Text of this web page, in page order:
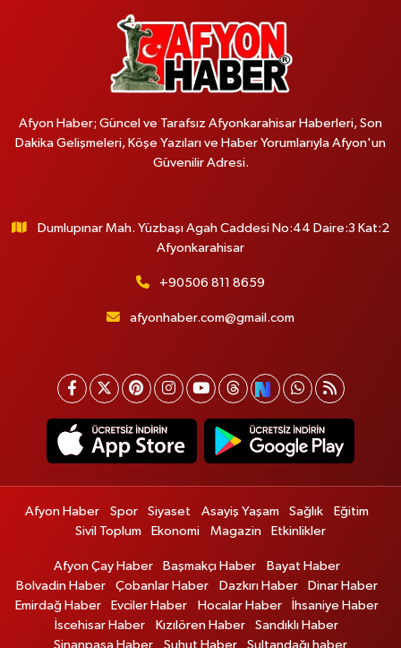
Afyon Haber; Güncel ve Tarafsız Afyonkarahisar Haberleri, Son
Dakika Gelişmeleri, Köşe Yazıları ve Haber Yorumlarıyla Afyon'un
Güvenilir Adresi.
Dumlupınar Mah. Yüzbaşı Agah Caddesi No:44 Daire:3 Kat:2
Afyonkarahisar
+90506 811 8659
afyonhaber.com@gmail.com
Afyon Haber Spor Siyaset Asayiş Yaşam Sağlık
Eğitim
Sivil Toplum
Ekonomi Magazin Etkinlikler
Afyon Çay Haber Başmakçı Haber
Bayat Haber
Bolvadin Haber
Çobanlar Haber Dazkırı Haber
Dinar Haber
Emirdağ Haber
Evciler Haber Hocalar Haber
İhsaniye Haber
İscehisar Haber
Kızılören Haber
Sandıklı Haber
Sinanpaşa Haber
Şuhut Haber Sultandağı haber